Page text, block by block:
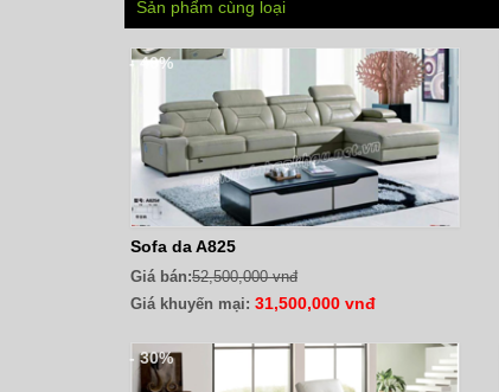
Sản phẩm cùng loại
- 40%
Sofa da A825
Giá bán:52,500,000 vnđ
Giá khuyến mại: 31,500,000 vnđ
- 30%